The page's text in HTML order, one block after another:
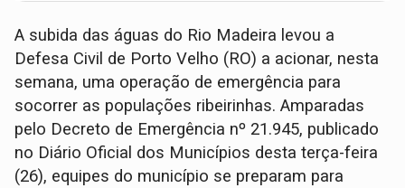
A subida das águas do Rio Madeira levou a
Defesa Civil de Porto Velho (RO) a acionar, nesta
semana, uma operação de emergência para
socorrer as populações ribeirinhas. Amparadas
pelo Decreto de Emergência nº 21.945, publicado
no Diário Oficial dos Municípios desta terça-feira
(26), equipes do município se preparam para